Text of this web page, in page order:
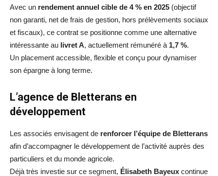
Avec un rendement annuel cible de 4 % en 2025 (objectif
non garanti, net de frais de gestion, hors prélèvements sociaux
et fiscaux), ce contrat se positionne comme une alternative
intéressante au livret A, actuellement rémunéré à 1,7 %.
Un placement accessible, flexible et conçu pour dynamiser
son épargne à long terme.
L’agence de Bletterans en
développement
Les associés envisagent de renforcer l’équipe de Bletterans
afin d’accompagner le développement de l’activité auprès des
particuliers et du monde agricole.
Déjà très investie sur ce segment, Élisabeth Bayeux continue